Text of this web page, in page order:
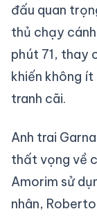
đấu quan
thủ chạy
phút 71, thay
khiến không
tranh cãi.
Anh trai
thất vọng về
Amorim sử
nhân,